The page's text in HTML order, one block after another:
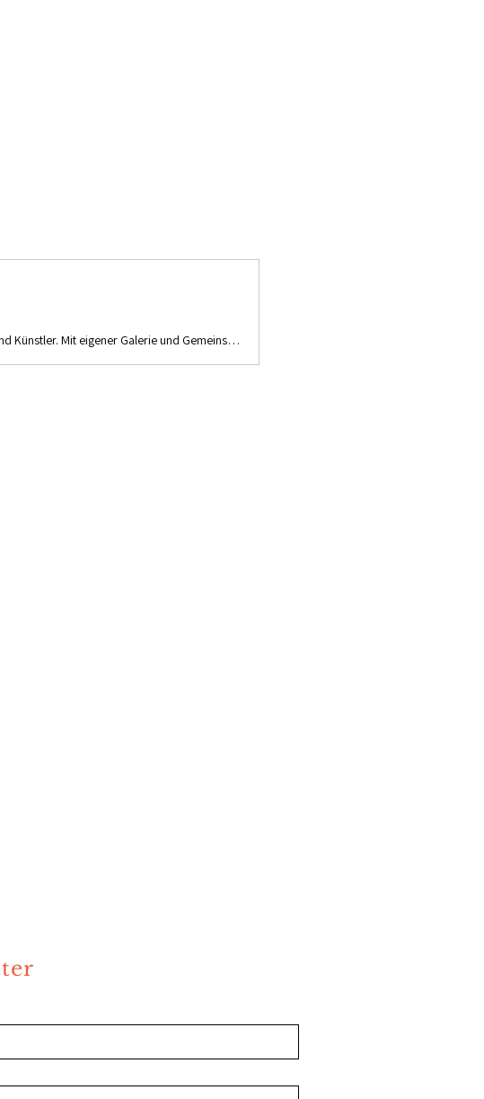
Willkommen bei kunstzürichsüd. Beim Verein mit über 70 Künstlerinnen und Künstler. Mit eigener Galerie und Gemeinschaftsateliers in Adliswil.